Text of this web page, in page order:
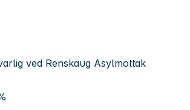
ved Renskaug Asylmottak